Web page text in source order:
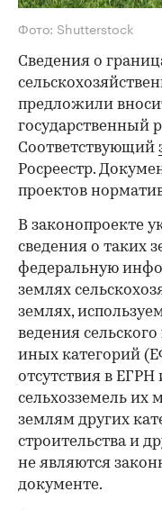
Фото: Shutterstock
Сведения о
предложили
государственный
Cоответствующий
Росреестр.
проектов
В законопроекте
сведения о таких
федеральную
землях
землях,
ведения сельского
иных категорий
отсутствия в
сельхозземель их
землям других
строительства и
не являются
документе.